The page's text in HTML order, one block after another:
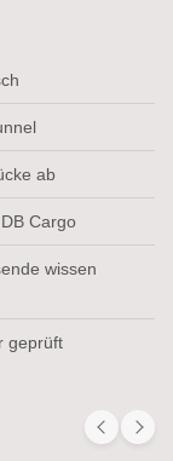
ab
Cargo
wissen
geprüft